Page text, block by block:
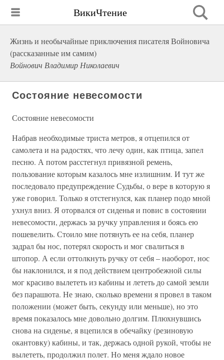
ВикиЧтение
Жизнь и необычайные приключения писателя Войновича
(рассказанные им самим)
Войнович Владимир Николаевич
Состояние невесомости
Состояние невесомости
Набрав необходимые триста метров, я отцепился от
самолета и на радостях, что лечу один, как птица, запел
песню. А потом расстегнул привязной ремень,
пользование которым казалось мне излишним. И тут же
последовало предупреждение Судьбы, о вере в которую я
уже говорил. Только я отстегнулся, как планер подо мной
ухнул вниз. Я оторвался от сиденья и повис в состоянии
невесомости, держась за ручку управления и боясь ею
пошевелить. Стоило мне потянуть ее на себя, планер
задрал бы нос, потерял скорость и мог свалиться в
штопор. А если оттолкнуть ручку от себя – наоборот, нос
бы наклонился, и я под действием центробежной силы
мог красиво вылететь из кабины и лететь до самой земли
без парашюта. Не знаю, сколько времени я провел в таком
положении (может быть, секунду или меньше), но это
время показалось мне довольно долгим. Плюхнувшись
снова на сиденье, я вцепился в обечайку (резиновую
окантовку) кабины, и так, держась одной рукой, чтобы не
вылететь, продолжил полет. Но меня ждало новое